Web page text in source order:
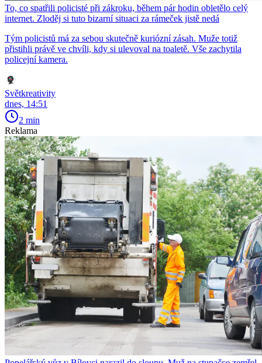
To, co spatřili policisté při zákroku, během pár hodin obletělo celý
internet. Zloděj si tuto bizarní situaci za rámeček jistě nedá
Tým policistů má za sebou skutečně kuriózní zásah. Muže totiž
přistihli právě ve chvíli, kdy si ulevoval na toaletě. Vše zachytila
policejní kamera.
Světkreativity
dnes, 14:51
2 min
Reklama